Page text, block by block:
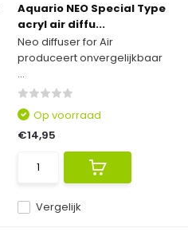
Aquario NEO Special Type
acryl air diffu...
Neo diffuser for Air
produceert onvergelijkbaar
...
Vergelijk
Op voorraad
€14,95